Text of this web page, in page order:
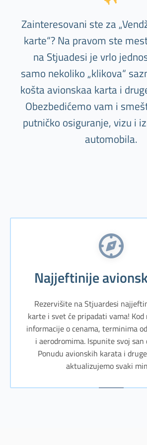
Zainteresovani ste za
karte“? Na pravom ste
na Stjuadesi je vrlo
samo nekoliko „klikova“
košta avionskaa karta i
Obezbedićemo vam i
putničko osiguranje, vizu i
automobila.
Najjeftinije
Rezervišite na Stjuardesi
karte i svet će pripadati vama!
informacije o cenama, terminima
i aerodromima. Ispunite svoj
Ponudu avionskih karata i
aktualizujemo svaki